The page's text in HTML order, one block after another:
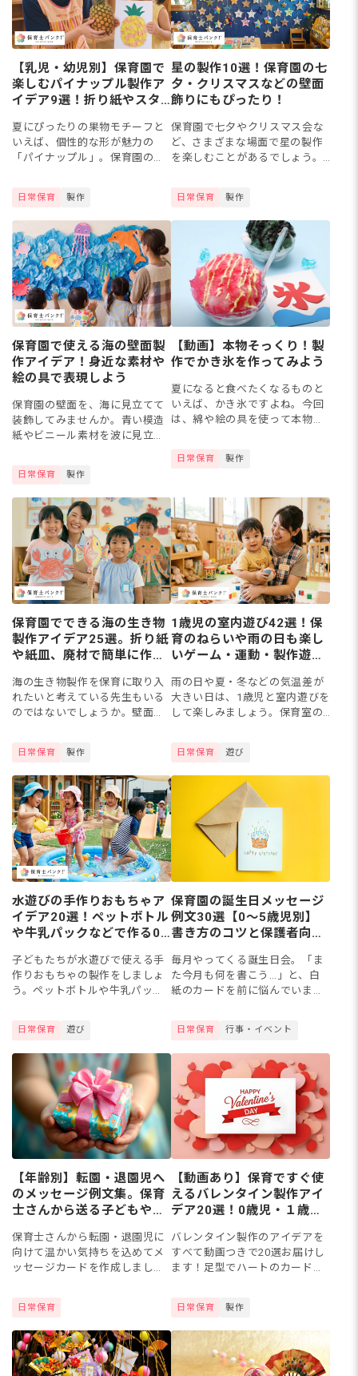
【乳児・幼児別】保育園で
楽しむパイナップル製作ア
イデア9選！折り紙やスタ
夏にぴったりの果物モチーフと
いえば、個性的な形が魅力の
「パイナップル」。保育園の製
味を持つきっかけになります。
本記事では、保育園で楽しめる
パイナ...
日常保育 製作
星の製作10選！保育園の七
夕・クリスマスなどの壁面
飾りにもぴったり！
保育園で七夕やクリスマス会な
ど、さまざまな場面で星の製作
を楽しむことがあるでしょう。
を飾る場合も多いかもしれませ
ん。今回は、保育園で楽しめる
日常保育 製作
保育園で使える海の壁面製
作アイデア！身近な素材や
絵の具で表現しよう
保育園の壁面を、海に見立てて
装飾してみませんか。青い模造
紙やビニール素材を波に見立て
れば、保育室にいながら楽しい
海の雰囲気を味わえます。この
記事...
日常保育 製作
【動画】本物そっくり！製
作でかき氷を作ってみよう
夏になると食べたくなるものと
いえば、かき氷ですよね。今回
は、綿や絵の具を使って本物に
の具の色を変えたり、ごっこ遊
まな...
日常保育 製作
保育園でできる海の生き物
製作アイデア25選。折り紙
や紙皿、廃材で簡単に作ろ
海の生き物製作を保育に取り入
れたいと考えている先生もいる
のではないでしょうか。壁面や
に興味のある子どもたちも楽し
みながら作ることができるかも
しれ...
日常保育 製作
1歳児の室内遊び42選！保
育のねらいや雨の日も楽し
いゲーム・運動・製作遊び
雨の日や夏・冬などの気温差が
大きい日は、1歳児と室内遊びを
して楽しみましょう。保育室の
くさんのアイデアがあります。
今回は、1歳児の室内遊びを、
日常保育 遊び
水遊びの手作りおもちゃア
イデア20選！ペットボトル
や牛乳パックなどで作る0
タ
子どもたちが水遊びで使える手
作りおもちゃの製作をしましょ
う。ペットボトルや牛乳パッ
いですよね。今回は、保育園の
水遊びやプール遊びで使える手
作りお...
日常保育 遊び
保育園の誕生日メッセージ
例文30選【0〜5歳児別】
書き方のコツと保護者向け
毎月やってくる誕生日会。「ま
た今月も何を書こう…」と、白
紙のカードを前に悩んでいませ
方のコツ、やりがちなNGパター
ン、保護者向けの連絡帳コメ...
日常保育 行事・イベント
【年齢別】転園・退園児へ
のメッセージ例文集。保育
士さんから送る子どもや保
保育士さんから転園・退園児に
向けて温かい気持ちを込めてメ
ッセージカードを作成しましょ
セージ例文や製作アイデアを大
公開！今までの感謝の気持ちや
これ...
日常保育
【動画あり】保育ですぐ使
えるバレンタイン製作アイ
デア20選！0歳児・１歳児
トやカード
バレンタイン製作のアイデアを
すべて動画つきで20選お届けし
ます！足型でハートのカードが
児・5歳児が作れるカードやハー
トのおもちゃまで、年齢別...
日常保育 製作